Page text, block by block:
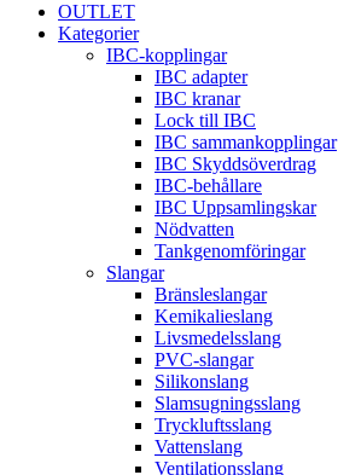
OUTLET
Kategorier
IBC-kopplingar
IBC adapter
IBC kranar
Lock till IBC
IBC sammankopplingar
IBC Skyddsöverdrag
IBC-behållare
IBC Uppsamlingskar
Nödvatten
Tankgenomföringar
Slangar
Bränsleslangar
Kemikalieslang
Livsmedelsslang
PVC-slangar
Silikonslang
Slamsugningsslang
Tryckluftsslang
Vattenslang
Ventilationsslang